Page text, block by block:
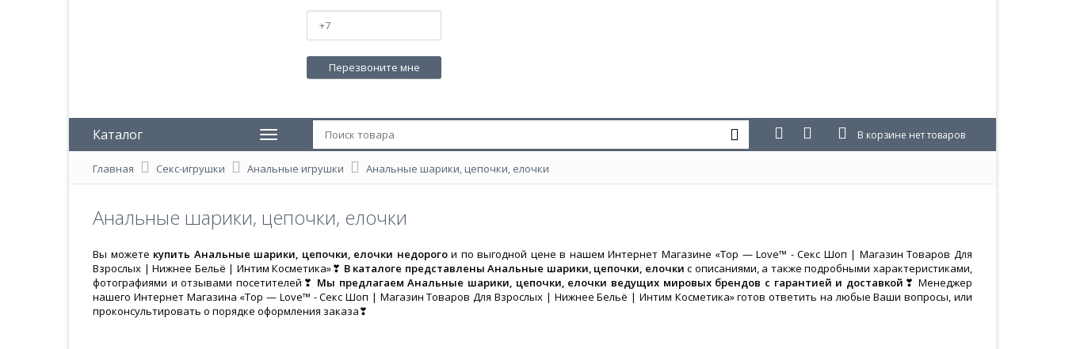
Каталог В корзине нет товаров
Главная Секс-игрушки Анальные игрушки Анальные шарики‚ цепочки‚ елочки
Анальные шарики‚ цепочки‚ елочки
Вы можете купить Анальные шарики‚ цепочки‚ елочки недорогои по выгодной цене в нашем Интернет Магазине «Top — Love™ - Секс Шоп | Магазин Товаров Для
Взрослых | Нижнее Бельё | Интим Косметика»❣ В каталоге представлены Анальные шарики‚ цепочки‚ елочкис описаниями, а также подробными характеристиками,
фотографиями и отзывами посетителей❣ Мы предлагаем Анальные шарики‚ цепочки‚ елочки ведущих мировых брендов с гарантией и доставкой ❣ Менеджер
нашего Интернет Магазина «Top — Love™ - Секс Шоп | Магазин Товаров Для Взрослых | Нижнее Бельё | Интим Косметика» готов ответить на любые Ваши вопросы, или
проконсультировать о порядке оформления заказа❣